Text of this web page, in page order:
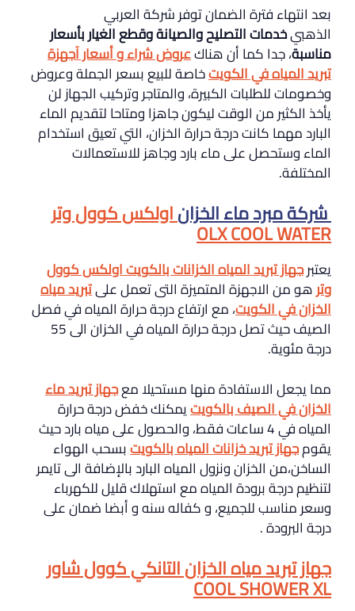
بعد انتهاء فترة الضمان توفر شركة العربي
الذهبيخدمات التصليح والصيانة وقطع الغيار بأسعار
مناسبة، جدا كما أن هناكعروض شراء و أسعار آجهزة
تبريد المياه في الكويتخاصة للبيع بسعر الجملة وعروض
وخصومات للطلبات الكبيرة، والمتاجر وتركيب الجهاز لن
يأخذ الكثير من الوقت ليكون جاهزا ومتاحا لتقديم الماء
البارد مهما كانت درجة حرارة الخزان، التي تعيق استخدام
الماء وستحصل على ماء بارد وجاهز للاستعمالات
المختلفة.
شركة مبرد ماء الخزاناولكس كوول وتر
OLX COOL WATER
يعتبرجهاز تبريد المياه الخزانات بالكويت اولكس كوول
وترهو من الاجهزة المتميزة التى تعمل علىتبريد مياه
الخزان في الكويت، مع ارتفاع درجة حرارة المياه في فصل
الصيف حيث تصل درجة حرارة المياه في الخزان الى 55
درجة مئوية.
مما يجعل الاستفادة منها مستحيلا معجهاز تبريد ماء
الخزان في الصيف بالكويتيمكنك خفض درجة حرارة
المياه في 4 ساعات فقط، والحصول على مياه بارد حيث
يقومجهاز تبريد خزانات المياه بالكويتبسحب الهواء
الساخن،من الخزان ونزول المياه البارد بالإضافة الى تايمر
لتنظيم درجة برودة المياه مع استهلاك قليل للكهرباء
وسعر مناسب للجميع، و كفاله سنه و أبضا ضمان على
درجة البرودة .
جهاز تبريد مياه الخزان التانكي كوول شاور
COOL SHOWER XL